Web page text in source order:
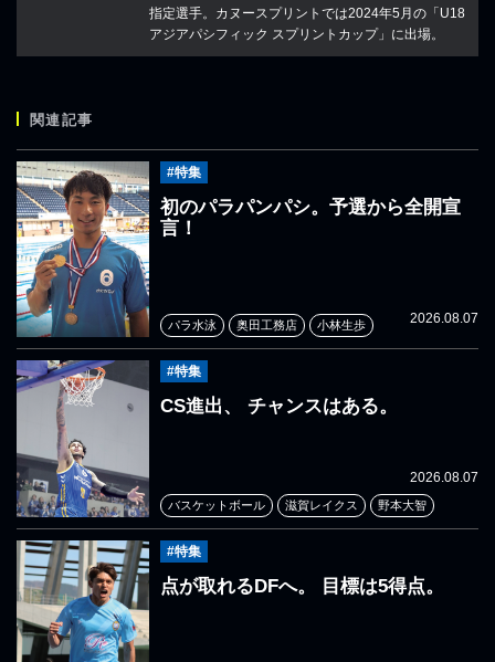
指定選手。カヌースプリントでは2024年5月の「U18
アジアパシフィック スプリントカップ」に出場。
関連記事
#特集
初のパラパンパシ。予選から全開宣
言！
2026.08.07
パラ水泳 奥田工務店 小林生歩
#特集
CS進出、 チャンスはある。
2026.08.07
バスケットボール 滋賀レイクス 野本大智
#特集
点が取れるDFへ。 目標は5得点。